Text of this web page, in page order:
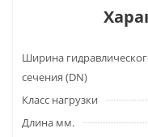
Ширина
сечения (DN)
Класс нагрузки
Длина мм.